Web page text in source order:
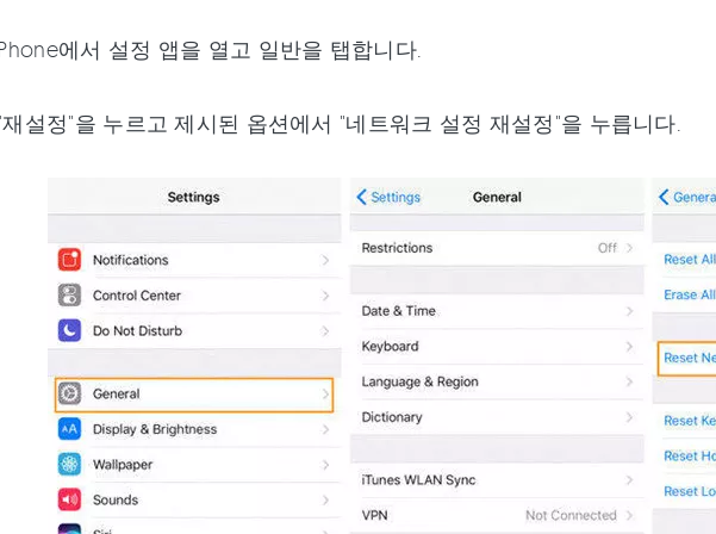
에서 설정 앱을 열고 일반을 탭합니다.
설정"을 누르고 제시된 옵션에서 "네트워크 설정 재설정"을 누릅니다.